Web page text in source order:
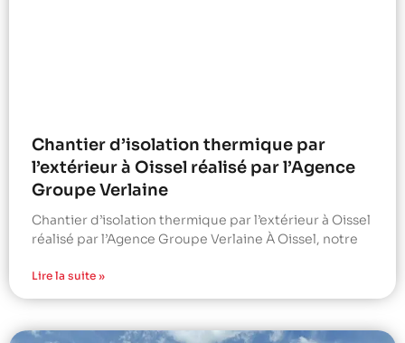
Chantier d’isolation thermique par
l’extérieur à Oissel réalisé par l’Agence
Groupe Verlaine
Chantier d’isolation thermique par l’extérieur à Oissel
réalisé par l’Agence Groupe Verlaine À Oissel, notre
Lire la suite »